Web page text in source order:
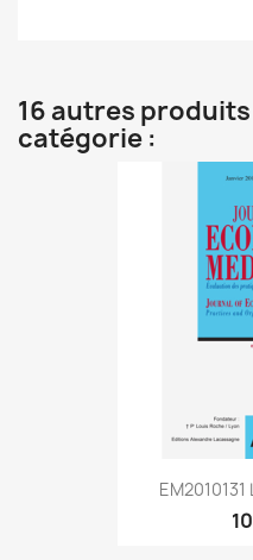
16 autres
catégorie :
EM2010131